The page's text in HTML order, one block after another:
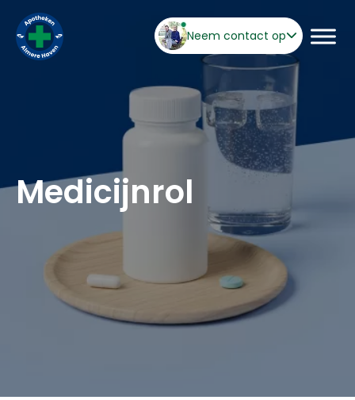
Neem contact op
Medicijnrol